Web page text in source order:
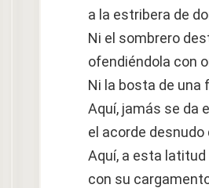
a la estribera de
Ni el sombrero
ofendiéndola con
Ni la bosta de una
Aquí, jamás se da
el acorde desnudo
Aquí, a esta
con su